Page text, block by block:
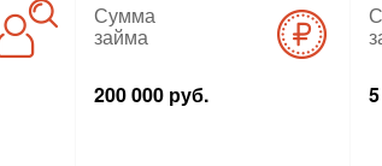
Сумма
займа
200 000 руб.